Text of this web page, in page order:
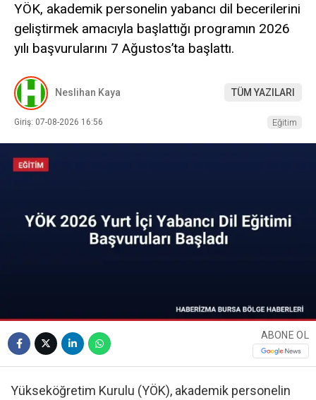
YÖK, akademik personelin yabancı dil becerilerini
geliştirmek amacıyla başlattığı programın 2026
yılı başvurularını 7 Ağustos’ta başlattı.
Neslihan Kaya TÜM YAZILARI
Giriş: 07-08-2026 16:56 Eğitim
ABONE OL
Yükseköğretim Kurulu (YÖK), akademik personelin